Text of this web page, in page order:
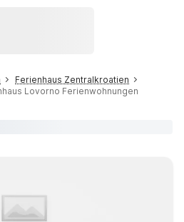
Ferienhaus Zentralkroatien
Lovorno Ferienwohnungen